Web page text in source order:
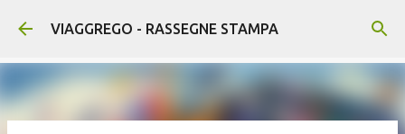
Passa ai contenuti principali
VIAGGREGO - RASSEGNE STAMPA